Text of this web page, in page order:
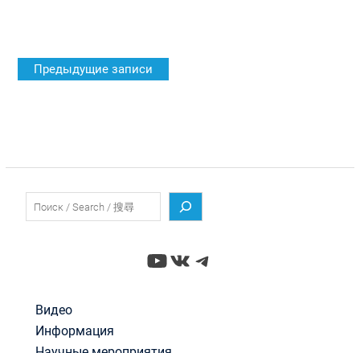
Навигация
поПредыдущие записи
YouTube
ВКонтакте
Telegram
Видео
Информация